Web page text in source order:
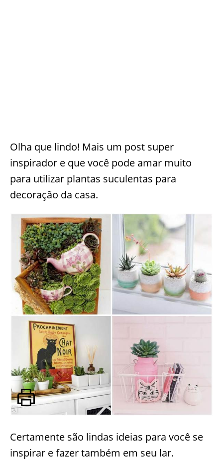
Olha que lindo! Mais um post super
inspirador e que você pode amar muito
para utilizar plantas suculentas para
decoração da casa.
Certamente são lindas ideias para você se
inspirar e fazer também em seu lar.